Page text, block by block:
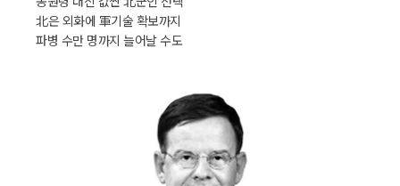
北은 외화에 軍기술 확보까지
파병 수만 명까지 늘어날 수도